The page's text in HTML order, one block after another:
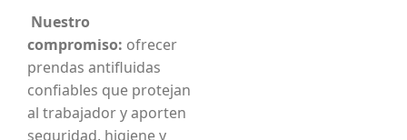
Nuestro
compromiso: ofrecer
prendas antifluidas
confiables que protejan
al trabajador y aporten
seguridad, higiene y